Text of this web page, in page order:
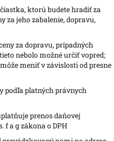
ktorú budete hradiť za
za jeho zabalenie, dopravu,
za dopravu, prípadných
nebolo možné určiť vopred;
meniť v závislosti od presne
podľa platných právnych
prenos daňovej
f a g zákona o DPH